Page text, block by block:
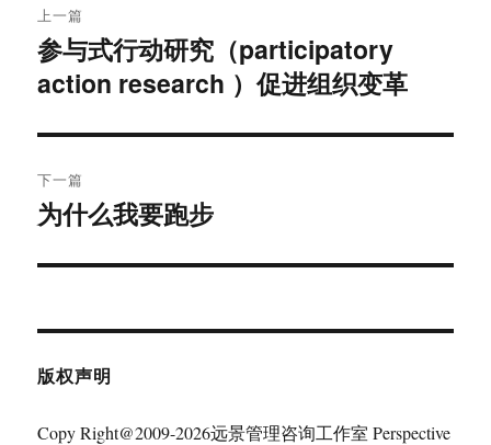
章
导
航
上一篇
上
篇
章：
参与式行动研究（participatory
action research ）促进组织变革
下一篇
下
文
为什么我要跑步
版权声明
Copy Right@2009-2026远景管理咨询工作室 Perspective